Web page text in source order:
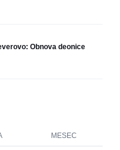
Obnova deonice
MESEC